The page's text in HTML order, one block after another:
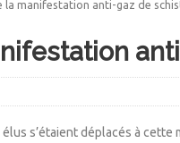
la manifestation anti-gaz de
s’étaient déplacés à cette